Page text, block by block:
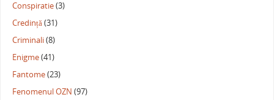
Conspiratie(3)
Credință(31)
Criminali(8)
Enigme(41)
Fantome(23)
Fenomenul OZN (97)